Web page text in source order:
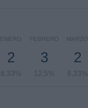
ENERO
2
8,33%
FEBRERO
3
12,5%
MARZO
2
8,33%